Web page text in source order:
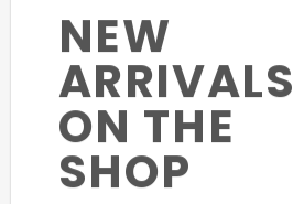
NEW
ARRIVALS
ON THE
SHOP